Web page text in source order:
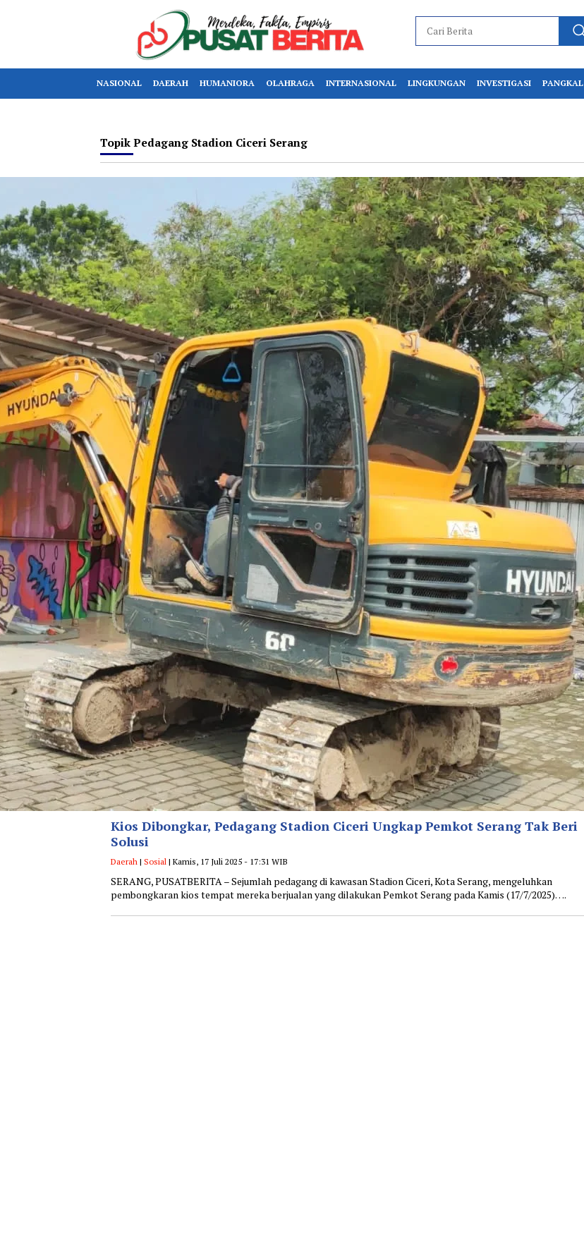
NASIONAL DAERAH HUMANIORA OLAHRAGA INTERNASIONAL LINGKUNGAN INVESTIGASI PANGKAL
Topik Pedagang Stadion Ciceri Serang
Kios Dibongkar, Pedagang Stadion Ciceri Ungkap Pemkot Serang Tak Beri
Solusi
Daerah | Sosial | Kamis, 17 Juli 2025 - 17:31 WIB
SERANG, PUSATBERITA – Sejumlah pedagang di kawasan Stadion Ciceri, Kota Serang, mengeluhkan
pembongkaran kios tempat mereka berjualan yang dilakukan Pemkot Serang pada Kamis (17/7/2025)….